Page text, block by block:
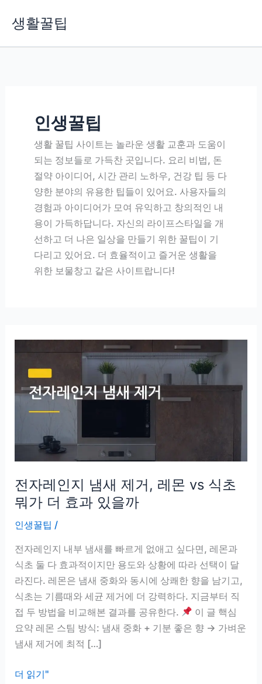
생활꿀팁
인생꿀팁
생활 꿀팁 사이트는 놀라운 생활 교훈과 도움이
되는 정보들로 가득찬 곳입니다. 요리 비법, 돈
절약 아이디어, 시간 관리 노하우, 건강 팁 등 다
양한 분야의 유용한 팁들이 있어요. 사용자들의
경험과 아이디어가 모여 유익하고 창의적인 내
용이 가득하답니다. 자신의 라이프스타일을 개
선하고 더 나은 일상을 만들기 위한 꿀팁이 기
다리고 있어요. 더 효율적이고 즐거운 생활을
위한 보물창고 같은 사이트랍니다!
전자레인지 냄새 제거, 레몬 vs 식초
뭐가 더 효과 있을까
인생꿀팁 /
전자레인지 내부 냄새를 빠르게 없애고 싶다면, 레몬과
식초 둘 다 효과적이지만 용도와 상황에 따라 선택이 달
라진다. 레몬은 냄새 중화와 동시에 상쾌한 향을 남기고,
식초는 기름때와 세균 제거에 더 강력하다. 지금부터 직
접 두 방법을 비교해본 결과를 공유한다.
이 글 핵심
요약 레몬 스팀 방식: 냄새 중화 + 기분 좋은 향 → 가벼운
냄새 제거에 최적 […]
전
더 읽기"